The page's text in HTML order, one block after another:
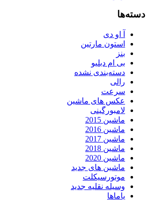
دسته‌ها
آ او دی
استون مارتین
بنز
بی ام دبلیو
دسته‌بندی نشده
رالی
سرعت
عکس های ماشین
لامبورگینی
ماشین 2015
ماشین 2016
ماشین 2017
ماشین 2018
ماشین 2020
ماشین های جدید
موتورسیکلت
وسیله نقلیه جدید
یاماها